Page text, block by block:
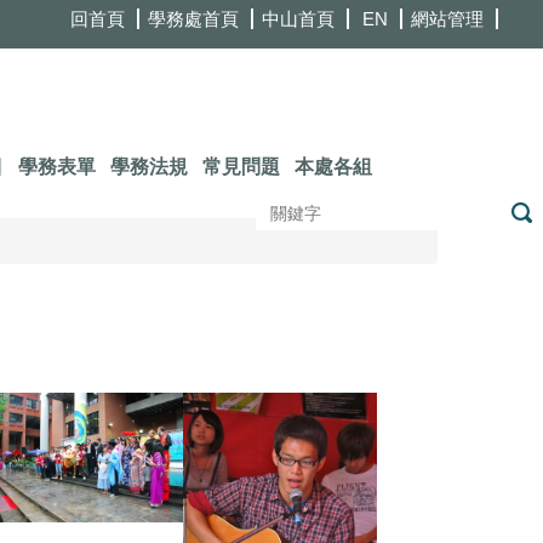
回首頁 學務處首頁 中山首頁 EN 網站管理
本處各組
常見問題
學務法規
學務表單